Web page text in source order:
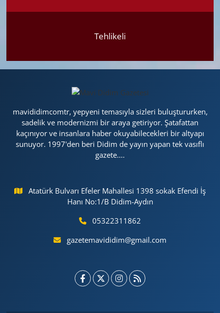
Tehlikeli
mavididimcomtr, yepyeni temasıyla sizleri buluştururken,
sadelik ve modernizmi bir araya getiriyor. Şatafattan
kaçınıyor ve insanlara haber okuyabilecekleri bir altyapı
sunuyor. 1997'den beri Didim de yayın yapan tek vasıflı
gazete....
Atatürk Bulvarı Efeler Mahallesi 1398 sokak Efendi İş
Hanı No:1/B Didim-Aydın
05322311862
gazetemavididim@gmail.com